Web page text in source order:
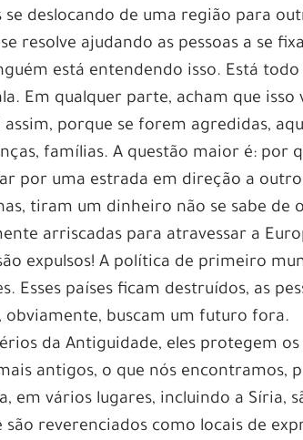
se deslocando de uma região para
resolve ajudando as pessoas a se
está entendendo isso. Está
Em qualquer parte, acham que
porque se forem agredidas,
famílias. A questão maior é: por
por uma estrada em direção a outro
tiram um dinheiro não se sabe de
arriscadas para atravessar a
expulsos! A política de primeiro
Esses países ficam destruídos, as
obviamente, buscam um futuro fora.
da Antiguidade, eles protegem
antigos, o que nós encontramos,
em vários lugares, incluindo a Síria,
são reverenciados como locais de